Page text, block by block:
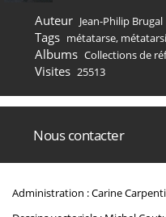
Auteur Jean-Philip Brugal
Tags métatarse,
Albums Collections de
Visites 25513
Nous contacter
Administration : Carine